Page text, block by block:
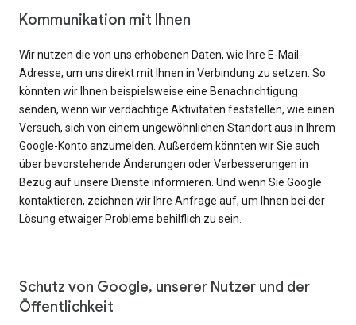
Kommunikation mit Ihnen
Wir nutzen die von uns erhobenen Daten, wie Ihre E-Mail-
Adresse, um uns direkt mit Ihnen in Verbindung zu setzen. So
könnten wir Ihnen beispielsweise eine Benachrichtigung
senden, wenn wir verdächtige Aktivitäten feststellen, wie einen
Versuch, sich von einem ungewöhnlichen Standort aus in Ihrem
Google-Konto anzumelden. Außerdem könnten wir Sie auch
über bevorstehende Änderungen oder Verbesserungen in
Bezug auf unsere Dienste informieren. Und wenn Sie Google
kontaktieren, zeichnen wir Ihre Anfrage auf, um Ihnen bei der
Lösung etwaiger Probleme behilflich zu sein.
Schutz von Google, unserer Nutzer und der
Öffentlichkeit